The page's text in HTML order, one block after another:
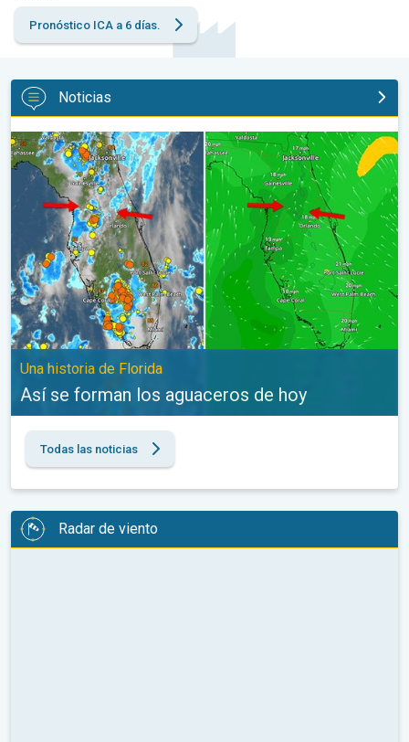
Pronóstico ICA a 6 días.
Noticias
Así se forman los aguaceros de hoy. Una historia de Florida. . .
Una historia de Florida
Así se forman los aguaceros de hoy
Todas las noticias
Radar de viento